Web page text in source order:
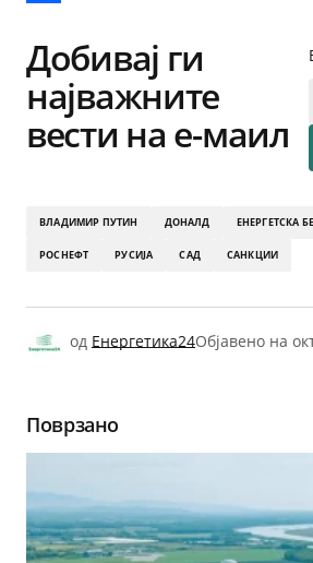
Добивај ги
најважните
вести на е-маил
ВЛАДИМИР ПУТИН ДОНАЛД ЕНЕРГЕТСКА
РОСНЕФТ РУСИЈА САД САНКЦИИ
од Енергетика24Објавено на
Поврзано